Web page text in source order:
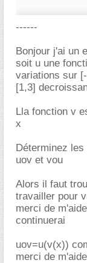
------
Bonjour j'ai un
soit u une
variations sur
[1,3]
Lla fonction v
x
Déterminez
uov et vou
Alors il faut
travailler pour
merci de
continuerai
uov=u(v(x))
merci de